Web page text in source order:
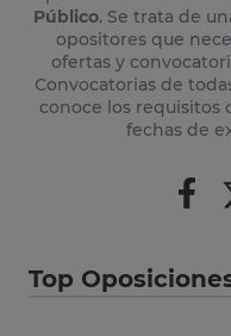
Público. Se trata de
opositores que
ofertas y
Convocatorias de
conoce los requisitos
fechas de
Top